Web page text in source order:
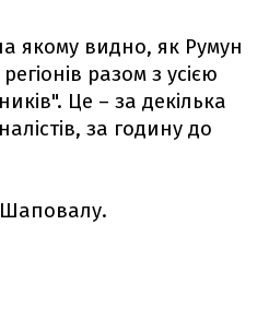
якому видно, як Румун
разом з усією
Це – за декілька
за годину до